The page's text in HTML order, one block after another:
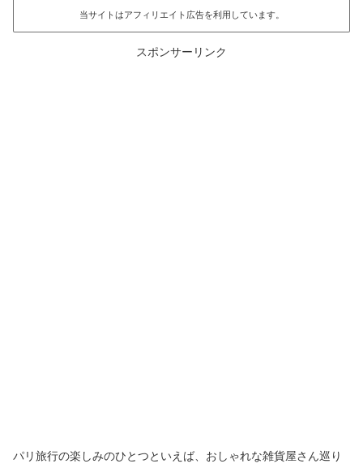
当サイトはアフィリエイト広告を利用しています。
スポンサーリンク
パリ旅行の楽しみのひとつといえば、おしゃれな雑貨屋さん巡り